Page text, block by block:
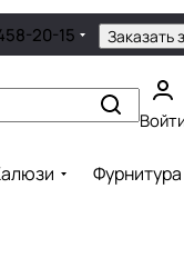
20-15 Заказать